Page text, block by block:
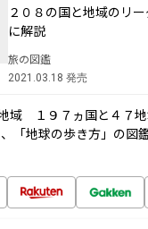
２０８の国と地域のリ
に解説
旅の図鑑
2021.03.18 発売
域 １９７ヵ国と４７
「地球の歩き方」の図